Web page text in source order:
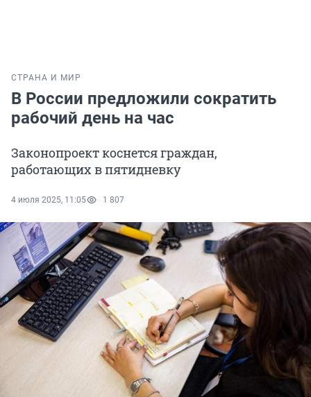
СТРАНА И МИР
В России предложили сократить
рабочий день на час
Законопроект коснется граждан,
работающих в пятидневку
4 июля 2025, 11:05 1 807